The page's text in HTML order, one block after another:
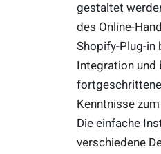
gestaltet
des Online-
Shopify-Plug-in
Integration und
Kenntnisse
Die einfache
verschiedene